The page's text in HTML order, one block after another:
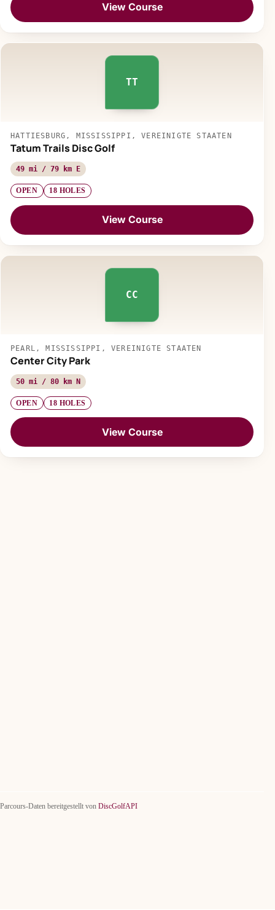
View Course
TT
HATTIESBURG, MISSISSIPPI, VEREINIGTE STAATEN
Tatum Trails Disc Golf
49 mi / 79 km E
OPEN 18 HOLES
View Course
CC
PEARL, MISSISSIPPI, VEREINIGTE STAATEN
Center City Park
50 mi / 80 km N
OPEN 18 HOLES
View Course
Parcours-Daten bereitgestellt von DiscGolfAPI